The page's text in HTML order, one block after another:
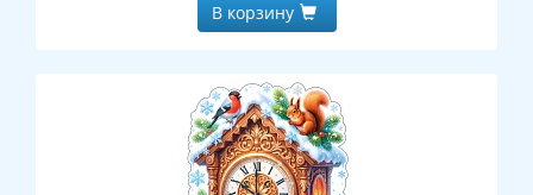
В корзину